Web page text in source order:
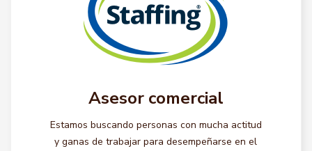
Asesor comercial
Estamos buscando personas con mucha actitud
y ganas de trabajar para desempeñarse en el